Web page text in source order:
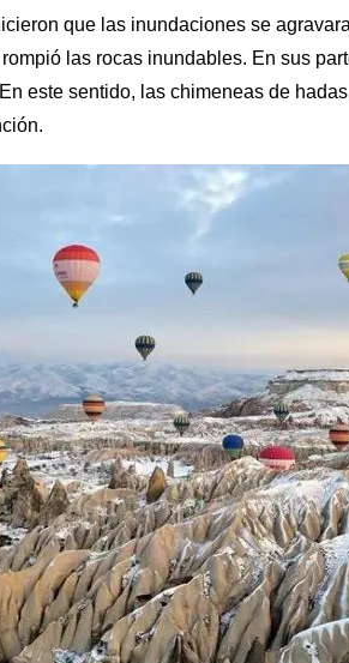
que las inundaciones se
las rocas inundables. En sus
este sentido, las chimeneas de